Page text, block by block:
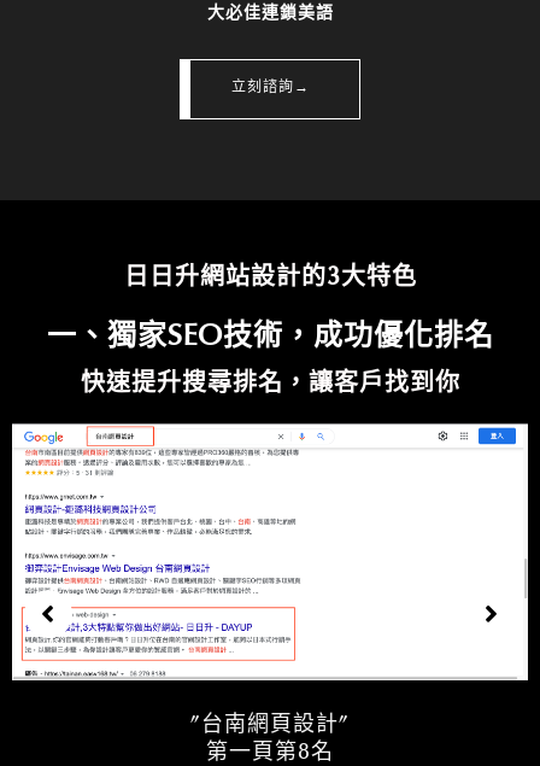
大必佳連鎖美語
立刻諮詢→
日日升網站設計的3大特色
一、獨家SEO技術，成功優化排名
快速提升搜尋排名，讓客戶找到你
"台南網頁設計"
第一頁第8名